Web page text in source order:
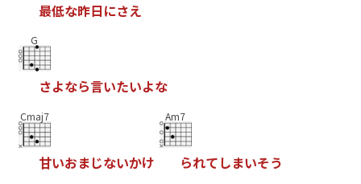
最低な昨日にさえ
G
さよなら言いたいよな
Cmaj7
甘いおまじないかけ
Am7
られてしまいそう